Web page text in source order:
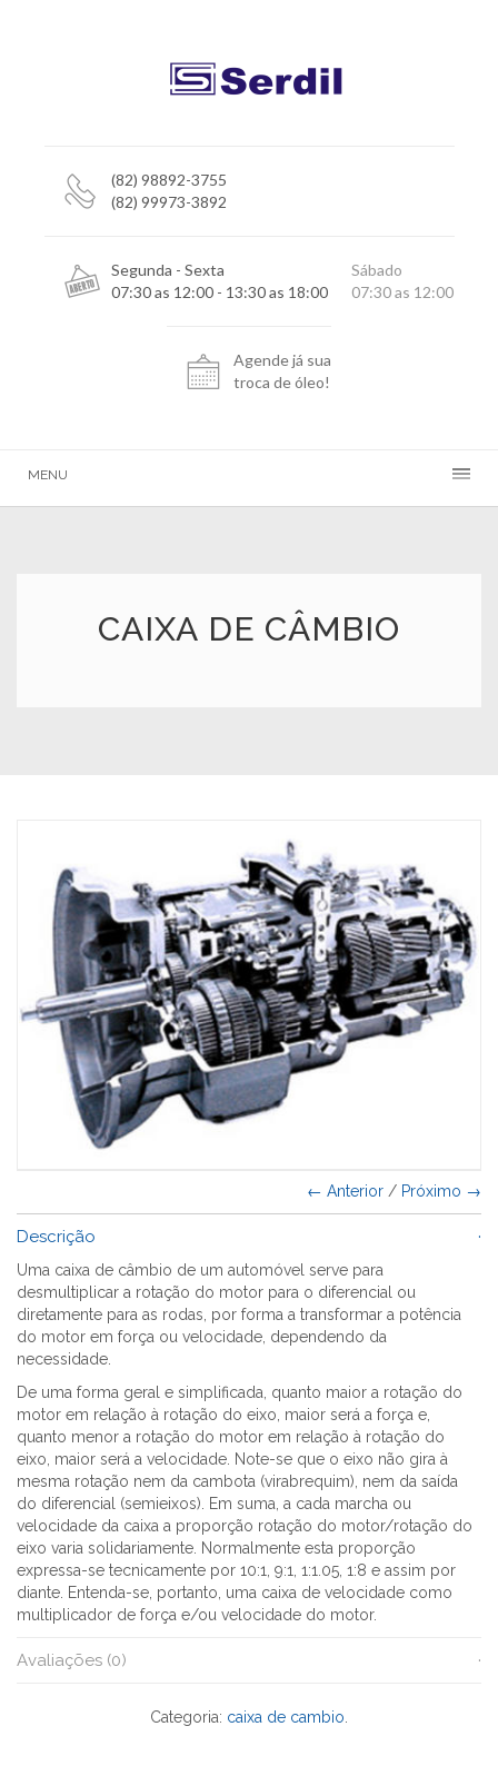
(82) 98892-3755
(82) 99973-3892
Segunda - Sexta
07:30 as 12:00 - 13:30 as 18:00
Sábado
07:30 as 12:00
Agende já sua
troca de óleo!
MENU
CAIXA DE CÂMBIO
← Anterior / Próximo →
Descrição
Uma caixa de câmbio de um automóvel serve para
desmultiplicar a rotação do motor para o diferencial ou
diretamente para as rodas, por forma a transformar a potência
do motor em força ou velocidade, dependendo da
necessidade.
De uma forma geral e simplificada, quanto maior a rotação do
motor em relação à rotação do eixo, maior será a força e,
quanto menor a rotação do motor em relação à rotação do
eixo, maior será a velocidade. Note-se que o eixo não gira à
mesma rotação nem da cambota (virabrequim), nem da saída
do diferencial (semieixos). Em suma, a cada marcha ou
velocidade da caixa a proporção rotação do motor/rotação do
eixo varia solidariamente. Normalmente esta proporção
expressa-se tecnicamente por 10:1, 9:1, 1:1.05, 1:8 e assim por
diante. Entenda-se, portanto, uma caixa de velocidade como
multiplicador de força e/ou velocidade do motor.
Avaliações (0)
Categoria: caixa de cambio